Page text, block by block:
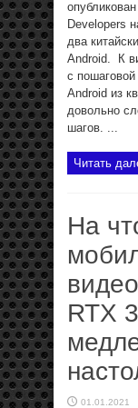
Developers
два
Android. К
с пошаговой
Android из
довольно
шагов. ...
Читать
На
RTX
01.01.2021